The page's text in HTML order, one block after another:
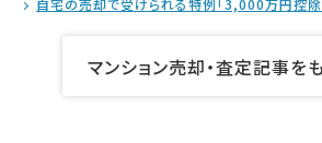
自宅の売却で受けられる特例「3,000万円控除
マンション売却・査定記事を